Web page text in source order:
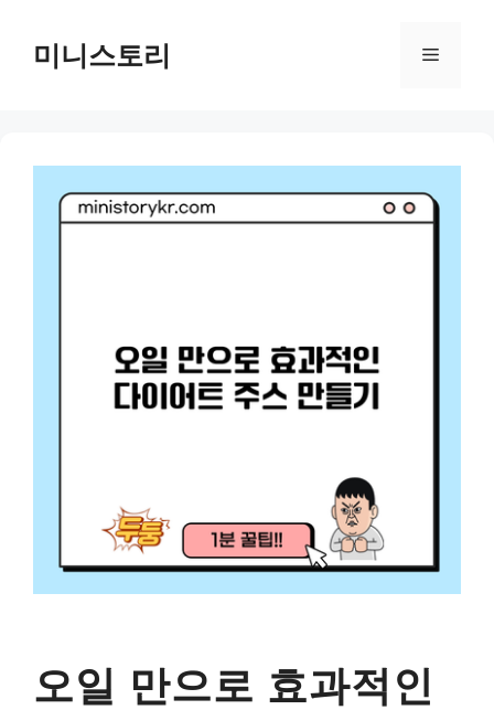
content미니스토리 Menu
오일 만으로 효과적인